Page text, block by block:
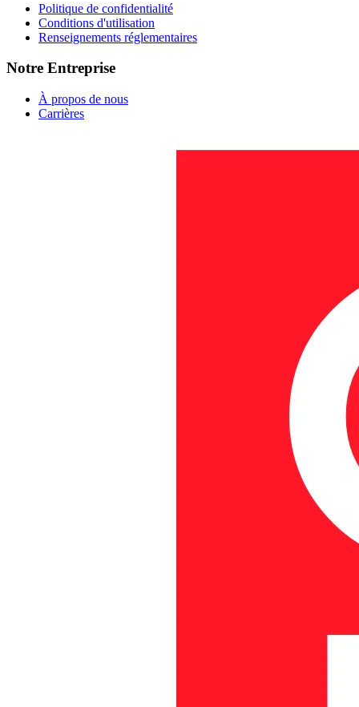
Politique de confidentialité
Conditions d'utilisation
Renseignements réglementaires
Notre Entreprise
À propos de nous
Carrières